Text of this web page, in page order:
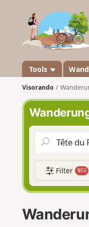
Tools
Visorando
Filter NEU